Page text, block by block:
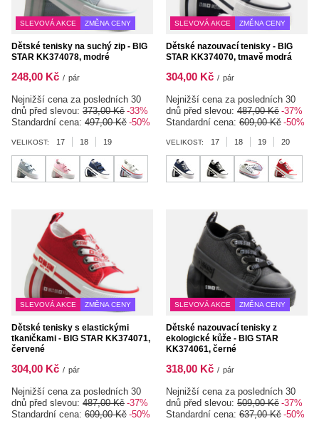
SLEVOVÁ AKCE ZMĚNA CENY
Dětské tenisky na suchý zip - BIG
STAR KK374078, modré
248,00 Kč / pár
Nejnižší cena za posledních 30
dnů před slevou: 373,00 Kč -33%
Standardní cena: 497,00 Kč -50%
VELIKOST: 17 18 19
SLEVOVÁ AKCE ZMĚNA CENY
Dětské nazouvací tenisky - BIG
STAR KK374070, tmavě modrá
304,00 Kč / pár
Nejnižší cena za posledních 30
dnů před slevou: 487,00 Kč -37%
Standardní cena: 609,00 Kč -50%
VELIKOST: 17 18 19 20
SLEVOVÁ AKCE ZMĚNA CENY
Dětské tenisky s elastickými
tkaničkami - BIG STAR KK374071,
červené
304,00 Kč / pár
Nejnižší cena za posledních 30
dnů před slevou: 487,00 Kč -37%
Standardní cena: 609,00 Kč -50%
SLEVOVÁ AKCE ZMĚNA CENY
Dětské nazouvací tenisky z
ekologické kůže - BIG STAR
KK374061, černé
318,00 Kč / pár
Nejnižší cena za posledních 30
dnů před slevou: 509,00 Kč -37%
Standardní cena: 637,00 Kč -50%